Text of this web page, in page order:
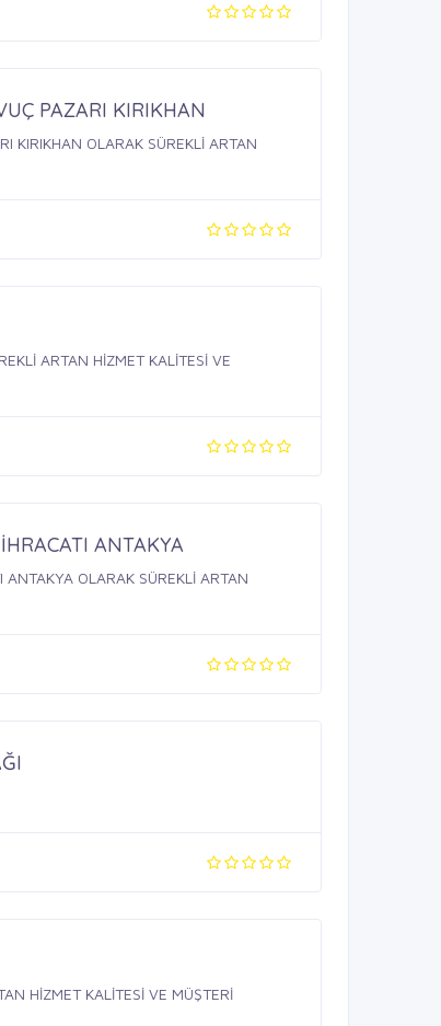
PAZARI KIRIKHAN
KIRIKHAN OLARAK SÜREKLİ ARTAN
ARTAN HİZMET KALİTESİ VE
ANTAKYA
OLARAK SÜREKLİ ARTAN
HİZMET KALİTESİ VE MÜŞTERİ